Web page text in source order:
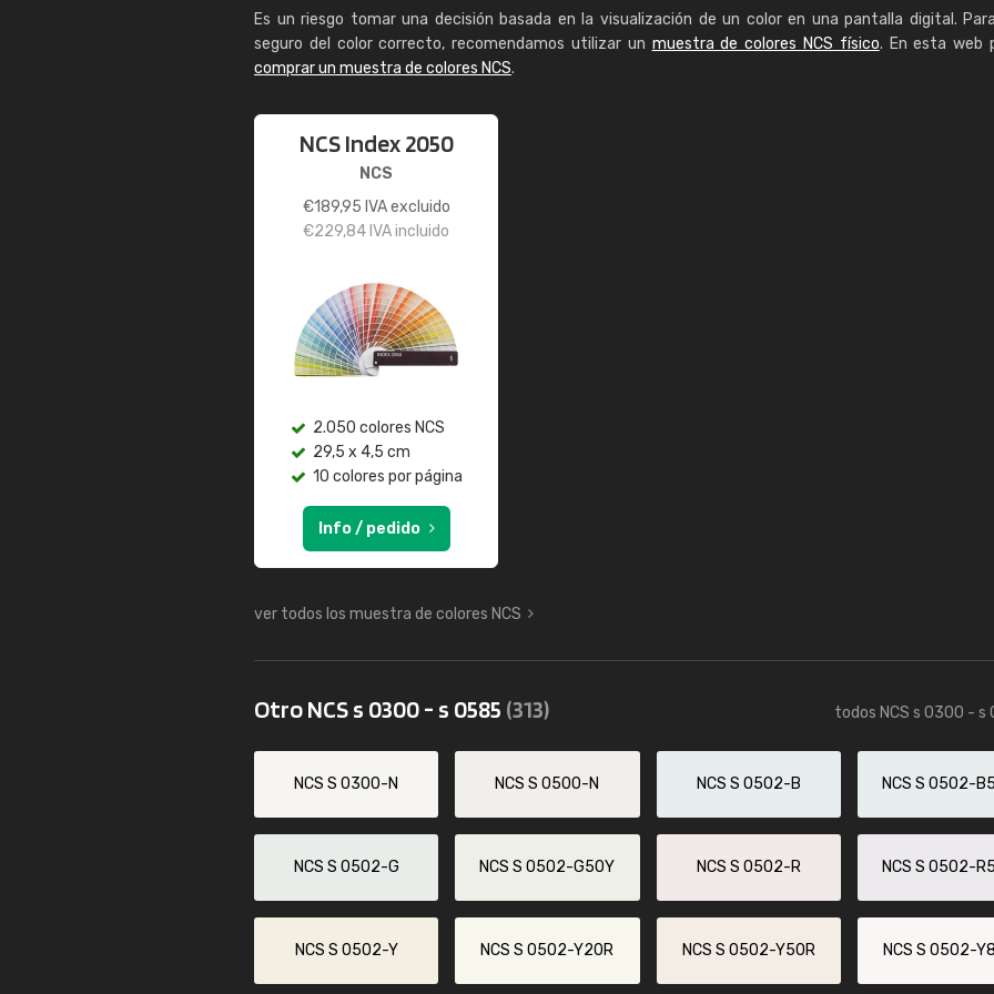
Es un riesgo tomar una decisión basada en la visualización de un color en una pantalla digital.
seguro del color correcto, recomendamos utilizar un muestra de colores NCS físico. En esta web
comprar un muestra de colores NCS.
NCS Index 2050
NCS
€189,95 IVA excluido
€229,84 IVA incluido
2.050 colores NCS
29,5 x 4,5 cm
10 colores por página
Info / pedido
ver todos los muestra de colores NCS
Otro NCS s 0300 - s 0585 (313) todos NCS s 0300 - s
NCS S 0300-N NCS S 0500-N NCS S 0502-B NCS S 0502-
NCS S 0502-G NCS S 0502-G50Y NCS S 0502-R NCS S 0502-
NCS S 0502-Y NCS S 0502-Y20R NCS S 0502-Y50R NCS S 0502-